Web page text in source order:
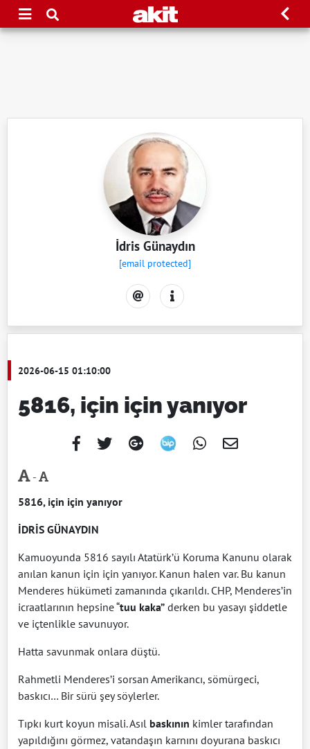
İdris Günaydın
[email protected]
2026-06-15 01:10:00
5816, için için yanıyor
-
5816, için için yanıyor
İDRİS GÜNAYDIN
Kamuoyunda 5816 sayılı Atatürk’ü Koruma Kanunu olarak
anılan kanun için için yanıyor. Kanun halen var. Bu kanun
Menderes hükümeti zamanında çıkarıldı. CHP, Menderes’in
icraatlarının hepsine “tuu kaka” derken bu yasayı şiddetle
ve içtenlikle savunuyor.
Hatta savunmak onlara düştü.
Rahmetli Menderes’i sorsan Amerikancı, sömürgeci,
baskıcı… Bir sürü şey söylerler.
Tıpkı kurt koyun misali. Asıl baskının kimler tarafından
yapıldığını görmez, vatandaşın karnını doyurana baskıcı